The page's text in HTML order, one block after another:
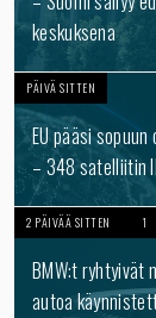
keskuksena
PÄIVÄ SITTEN
EU pääsi
– 348 satelliitin
2 PÄIVÄÄ SITTEN 1
BMW:t ryhtyivät
autoa